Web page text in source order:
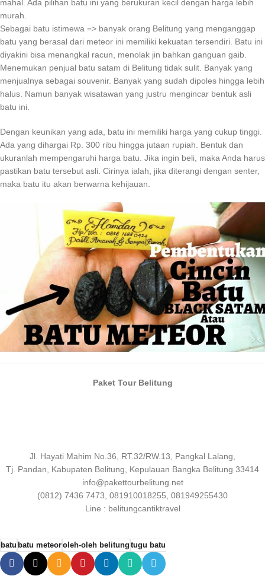
mahal. Ada pilihan batu ini yang berukuran kecil dengan harga lebih
murah.
Sebagai batu istimewa => banyak orang Belitung yang menganggap
batu yang berasal dari meteor ini memiliki kekuatan tersendiri. Batu ini
diyakini bisa menangkal racun, menolak jin bahkan ganguan gaib.
Menemukan penjual batu satam di Belitung tidak sulit. Banyak yang
menjualnya sebagai souvenir. Banyak yang sudah dipoles hingga lebih
halus. Namun banyak wisatawan yang justru mengincar bentuk asli
batu ini.
Dengan keunikan yang ada, batu ini memiliki harga yang cukup tinggi.
Ada yang dihargai Rp. 300 ribu hingga jutaan rupiah. Bentuk dan
ukuranlah mempengaruhi harga batu. Jika ingin beli, maka Anda harus
pastikan batu tersebut asli. Cirinya ialah, jika diterangi dengan senter,
maka batu itu akan berwarna kehijauan.
Paket Tour Belitung
Jl. Hayati Mahim No.36, RT.32/RW.13, Pangkal Lalang,
Tj. Pandan, Kabupaten Belitung, Kepulauan Bangka Belitung 33414
info@pakettourbelitung.net
(0812) 7436 7473, 081910018255, 081949255430
Line : belitungcantiktravel
batu batu meteoroleh-oleh belitung tugu batu